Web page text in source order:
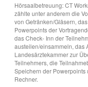
Hörsaalbetreuung: CT
zählte unter anderem die
von Getränken/Gläsern,
Powerpoints der
das Check- Inn der
austeilen/einsammeln, das
Landesärztekammer zur
Teilnehmers, die
Speichern der
Rechner.